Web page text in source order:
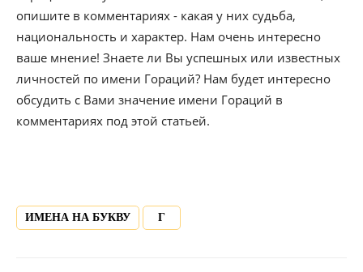
опишите в комментариях - какая у них судьба,
национальность и характер. Нам очень интересно
ваше мнение! Знаете ли Вы успешных или известных
личностей по имени Гораций? Нам будет интересно
обсудить с Вами значение имени Гораций в
комментариях под этой статьей.
ИМЕНА НА БУКВУ Г